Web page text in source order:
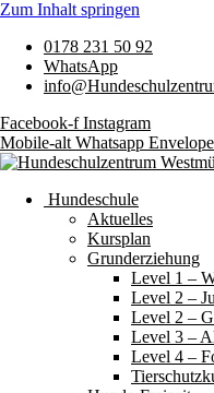
Zum Inhalt springen
0178 231 50 92
WhatsApp
Facebook-f Instagram
Mobile-alt Whatsapp Envelope
Hundeschule
Aktuelles
Kursplan
Grunderziehung
Level 1 –
Level 2 –
Level 2 –
Level 3 –
Level 4 –